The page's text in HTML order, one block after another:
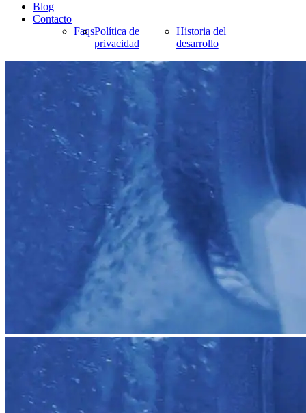
Blog
Contacto
FaqsPolítica de
privacidad
Historia del
desarrollo